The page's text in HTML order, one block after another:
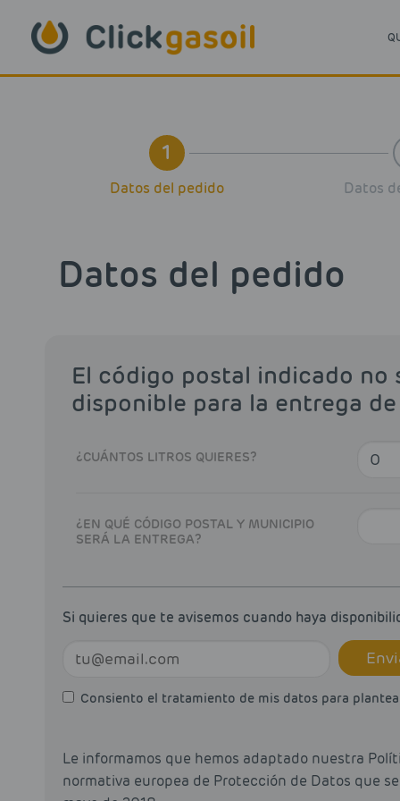
1
Datos del pedido Datos
Datos del pedido
El código postal indicado no
disponible para la entrega
¿CUÁNTOS LITROS QUIERES?
¿EN QUÉ CÓDIGO POSTAL Y MUNICIPIO
SERÁ LA ENTREGA?
Si quieres que te avisemos cuando haya
Consiento el tratamiento de mis datos para
Le informamos que hemos adaptado nuestra
normativa europea de Protección de Datos que